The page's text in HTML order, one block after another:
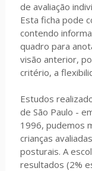
de avaliação
Esta ficha pode
contendo
quadro para
visão anterior,
critério, a
Estudos
de São Paulo -
1996, pudemos
crianças
posturais. A
resultados (2%